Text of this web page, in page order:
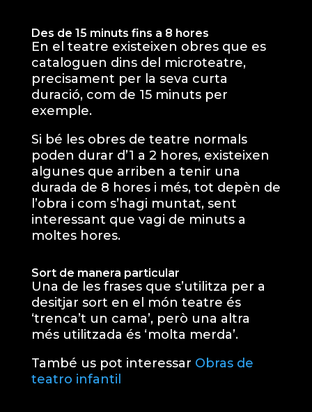
Des de 15 minuts fins a 8 hores
En el teatre existeixen obres que es
cataloguen dins del microteatre,
precisament per la seva curta
duració, com de 15 minuts per
exemple.
Si bé les obres de teatre normals
poden durar d’1 a 2 hores, existeixen
algunes que arriben a tenir una
durada de 8 hores i més, tot depèn de
l’obra i com s’hagi muntat, sent
interessant que vagi de minuts a
moltes hores.
Sort de manera particular
Una de les frases que s’utilitza per a
desitjar sort en el món teatre és
‘trenca’t un cama’, però una altra
més utilitzada és ‘molta merda’.
També us pot interessar Obras de
teatro infantil